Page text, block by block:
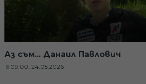
Аз съм... Данаил Павлович
09:00, 24.05.2026